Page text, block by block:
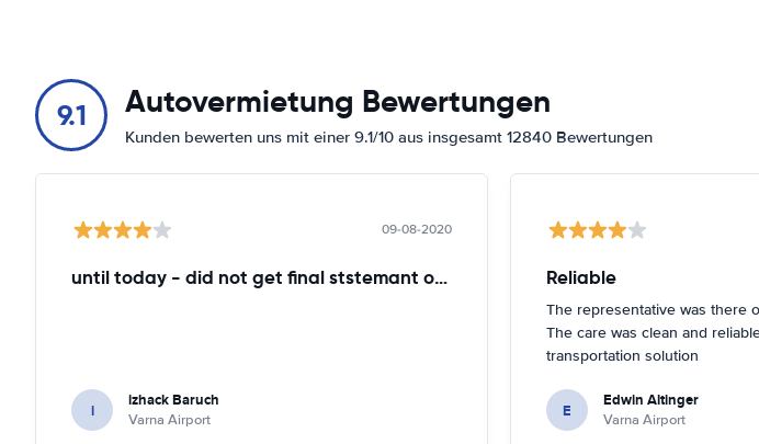
9.1 Autovermietung Bewertungen
Kunden bewerten uns mit einer 9.1/10 aus insgesamt 12840 Bewertungen
09-08-2020
until today - did not get final ststemant of the rent !!
i izhack Baruch
Varna Airport
Reliable
The representative was there
The care was clean and
transportation solution
E Edwin Altinger
Varna Airport